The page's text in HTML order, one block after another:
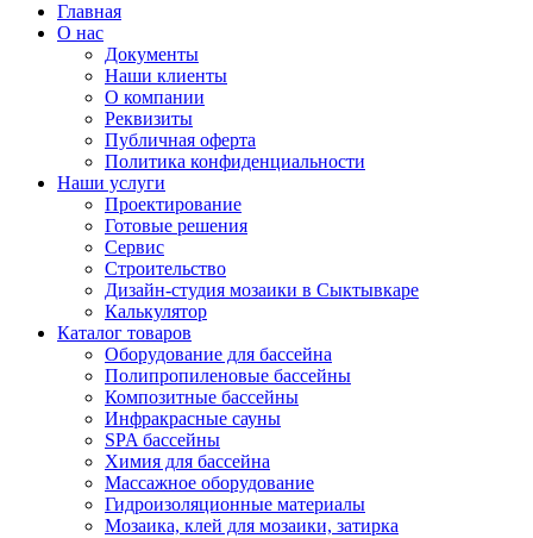
Главная
О нас
Документы
Наши клиенты
О компании
Реквизиты
Публичная оферта
Политика конфиденциальности
Наши услуги
Проектирование
Готовые решения
Сервис
Строительство
Дизайн-студия мозаики в Сыктывкаре
Калькулятор
Каталог товаров
Оборудование для бассейна
Полипропиленовые бассейны
Композитные бассейны
Инфракрасные сауны
SPA бассейны
Химия для бассейна
Массажное оборудование
Гидроизоляционные материалы
Мозаика, клей для мозаики, затирка